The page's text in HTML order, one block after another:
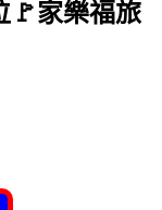
🚩家樂福旅